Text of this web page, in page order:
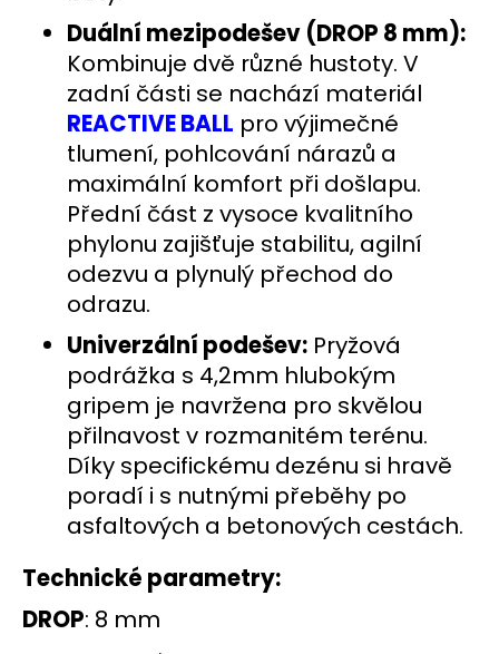
Duální mezipodešev (DROP 8 mm):
Kombinuje dvě různé hustoty. V
zadní části se nachází materiál
REACTIVE BALL pro výjimečné
tlumení, pohlcování nárazů a
maximální komfort při došlapu.
Přední část z vysoce kvalitního
phylonu zajišťuje stabilitu, agilní
odezvu a plynulý přechod do
odrazu.
Univerzální podešev: Pryžová
podrážka s 4,2mm hlubokým
gripem je navržena pro skvělou
přilnavost v rozmanitém terénu.
Díky specifickému dezénu si hravě
poradí i s nutnými přeběhy po
asfaltových a betonových cestách.
Technické parametry:
DROP: 8 mm